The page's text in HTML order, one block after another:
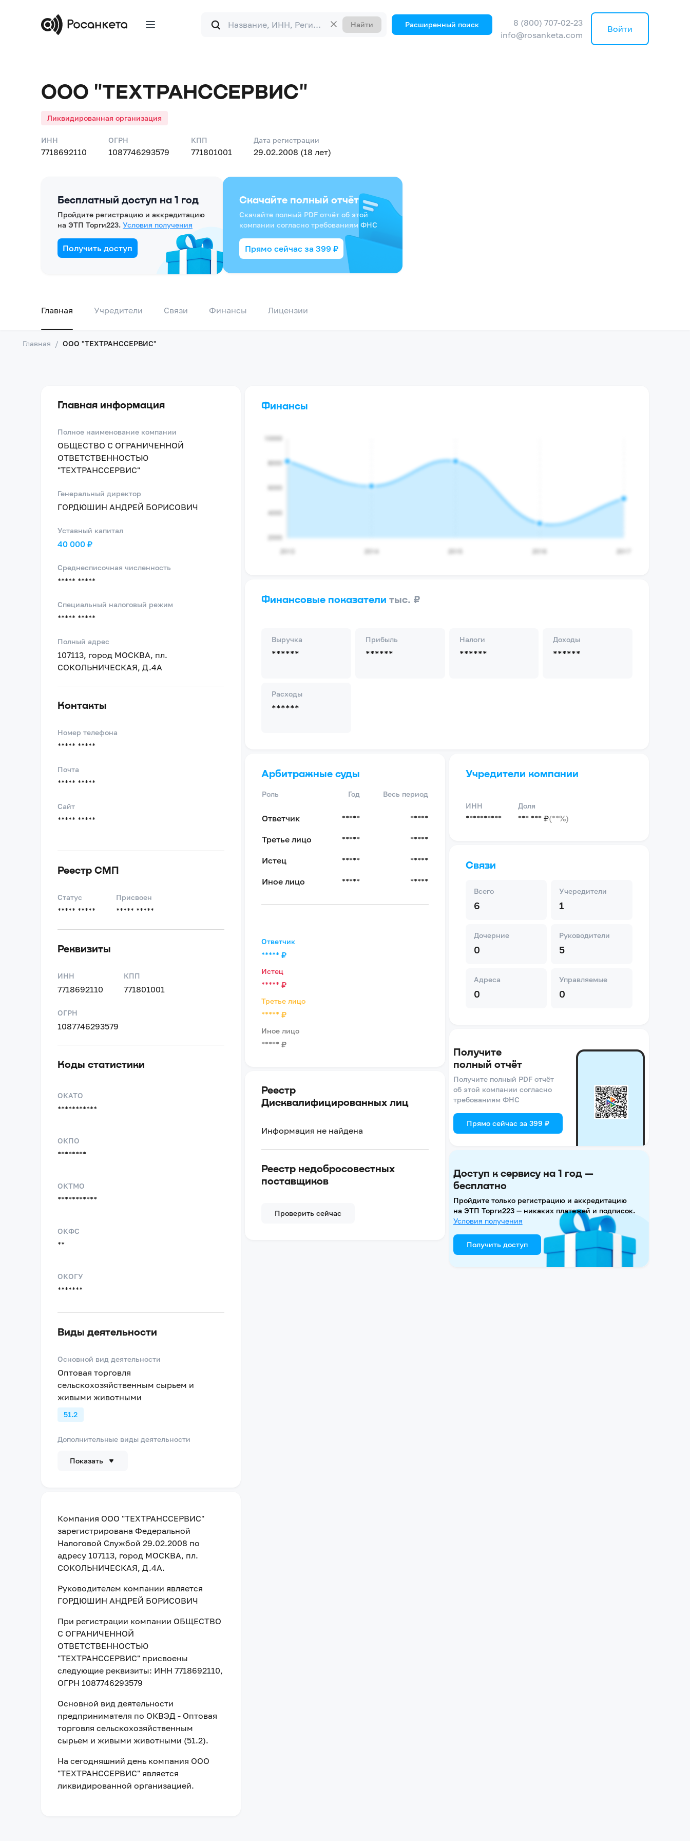
Форма
поиска
Найти Расширенный поиск
8 (800) 707-02-23
info@rosanketa.com
Войти
ООО "ТЕХТРАНССЕРВИС"
Ликвидированная организация
ИНН
7718692110
ОГРН
1087746293579
КПП
771801001
Дата регистрации
29.02.2008 (18 лет)
Бесплатный доступ на 1 год
Пройдите регистрацию и аккредитацию
на ЭТП Торги223. Условия получения
Получить доступ
Скачайте полный отчёт
Скачайте полный PDF отчёт об этой
компании согласно требованиям ФНС
Прямо сейчас за 399 ₽
Главная Учредители Связи Финансы Лицензии
Главная / ООО "ТЕХТРАНССЕРВИС"
Главная информация
Полное наименование компании
ОБЩЕСТВО С ОГРАНИЧЕННОЙ
ОТВЕТСТВЕННОСТЬЮ
"ТЕХТРАНССЕРВИС"
Генеральный директор
ГОРДЮШИН АНДРЕЙ БОРИСОВИЧ
Уставный капитал
40 000 ₽
Среднесписочная численность
***** *****
Специальный налоговый режим
***** *****
Полный адрес
107113, город МОСКВА, пл.
СОКОЛЬНИЧЕСКАЯ, Д.4А
Контакты
Номер телефона
***** *****
Почта
***** *****
Сайт
***** *****
Реестр СМП
Статус
***** *****
Присвоен
***** *****
Реквизиты
ИНН
7718692110
КПП
771801001
ОГРН
1087746293579
Коды статистики
ОКАТО
***********
ОКПО
********
ОКТМО
***********
ОКФС
**
ОКОГУ
*******
Виды деятельности
Основной вид деятельности
Оптовая торговля
сельскохозяйственным сырьем и
живыми животными
51.2
Дополнительные виды деятельности
Показать
Компания ООО "ТЕХТРАНССЕРВИС"
зарегистрирована Федеральной
Налоговой Службой 29.02.2008 по
адресу 107113, город МОСКВА, пл.
СОКОЛЬНИЧЕСКАЯ, Д.4А.
Руководителем компании является
ГОРДЮШИН АНДРЕЙ БОРИСОВИЧ
При регистрации компании ОБЩЕСТВО
С ОГРАНИЧЕННОЙ
ОТВЕТСТВЕННОСТЬЮ
"ТЕХТРАНССЕРВИС" присвоены
следующие реквизиты: ИНН 7718692110,
ОГРН 1087746293579
Основной вид деятельности
предпринимателя по ОКВЭД - Оптовая
торговля сельскохозяйственным
сырьем и живыми животными (51.2).
На сегодняшний день компания ООО
"ТЕХТРАНССЕРВИС" является
ликвидированной организацией.
Финансы
Финансовые показателитыс. ₽
Выручка
******
Прибыль
******
Налоги
******
Доходы
******
Расходы
******
Арбитражные суды
Роль Год Весь период
Ответчик ***** *****
Третье лицо ***** *****
Истец ***** *****
Иное лицо ***** *****
Ответчик
***** ₽
Истец
***** ₽
Третье лицо
***** ₽
Иное лицо
***** ₽
Реестр
Дисквалифицированных лиц
Информация не найдена
Реестр недобросовестных
поставщиков
Проверить сейчас
Учредители компании
ИНН
**********
Доля
*** *** ₽(**%)
Связи
Всего
6
Учередители
1
Дочерние
0
Руководители
5
Адреса
0
Управляемые
0
Получите
полный отчёт
Получите полный PDF отчёт
об этой компании согласно
требованиям ФНС
Прямо сейчас за 399 ₽
Доступ к сервису на 1 год —
бесплатно
Пройдите только регистрацию и аккредитацию
на ЭТП Торги223 — никаких платежей и подписок.
Условия получения
Получить доступ